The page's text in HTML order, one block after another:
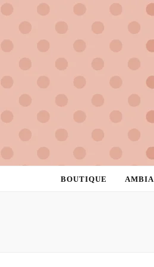
la
créatrice de féminité
BOUTIQUE